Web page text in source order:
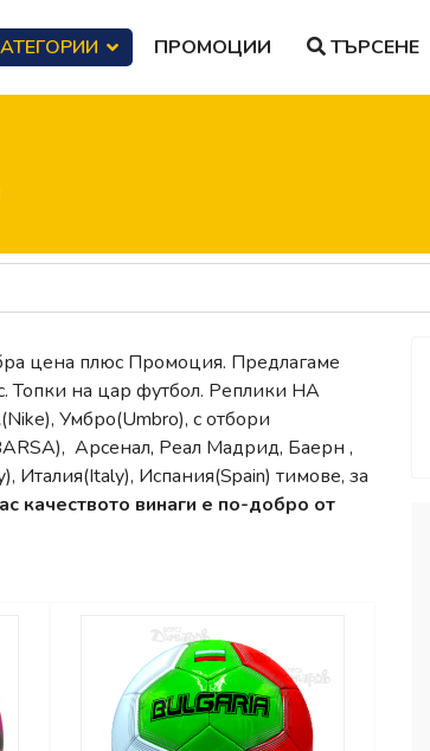
ПРОМОЦИИ ТЪРСЕНЕ
цена плюс Промоция. Предлагаме
Топки на цар футбол. Реплики НА
Умбро(Umbro), с отбори
Арсенал, Реал Мадрид, Баерн ,
Италия(Italy), Испания(Spain) тимове, за
качеството винаги е по-добро от